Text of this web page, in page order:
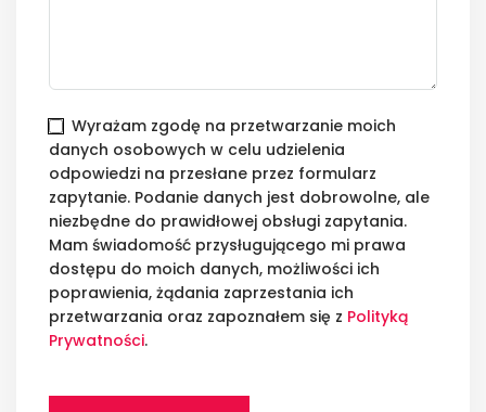
Wyrażam zgodę na przetwarzanie moich
danych osobowych w celu udzielenia
odpowiedzi na przesłane przez formularz
zapytanie. Podanie danych jest dobrowolne, ale
niezbędne do prawidłowej obsługi zapytania.
Mam świadomość przysługującego mi prawa
dostępu do moich danych, możliwości ich
poprawienia, żądania zaprzestania ich
przetwarzania oraz zapoznałem się z Polityką
Prywatności.